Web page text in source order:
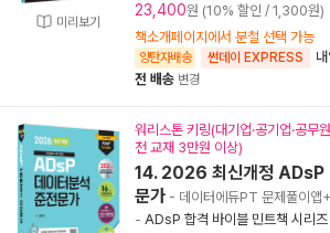
미리보기
23,400원 (10% 할인 / 1,300원)
책소개페이지에서 분철 선택 가능
양탄자배송 썬데이 EXPRESS
전 배송 변경
워리스톤 키링(대기업·공기업·공무
천 교재 3만원 이상)
14. 2026 최신개정 ADsP
문가 - 데이터에듀PT 문제풀이
- ADsP 합격 바이블 민트책 시리